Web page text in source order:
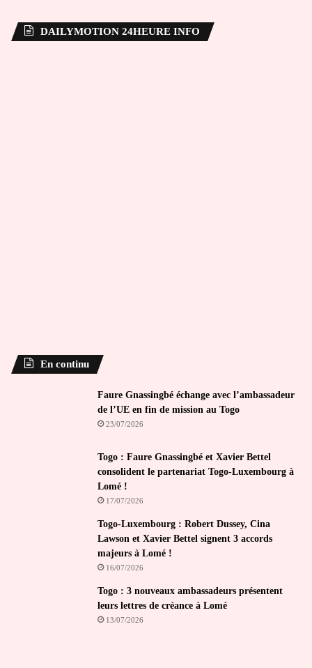
DAILYMOTION 24HEURE INFO
En continu
Faure Gnassingbé échange avec l’ambassadeur
de l’UE en fin de mission au Togo
23/07/2026
Togo : Faure Gnassingbé et Xavier Bettel
consolident le partenariat Togo-Luxembourg à
Lomé !
17/07/2026
Togo-Luxembourg : Robert Dussey, Cina
Lawson et Xavier Bettel signent 3 accords
majeurs à Lomé !
16/07/2026
Togo : 3 nouveaux ambassadeurs présentent
leurs lettres de créance à Lomé
13/07/2026